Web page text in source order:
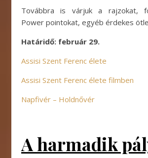
Továbbra is várjuk a rajzokat,
Power pointokat, egyéb érdekes
Határidő: február 29.
Assisi Szent Ferenc élete
Assisi Szent Ferenc élete filmben
Napfivér – Holdnővér
A harmadik